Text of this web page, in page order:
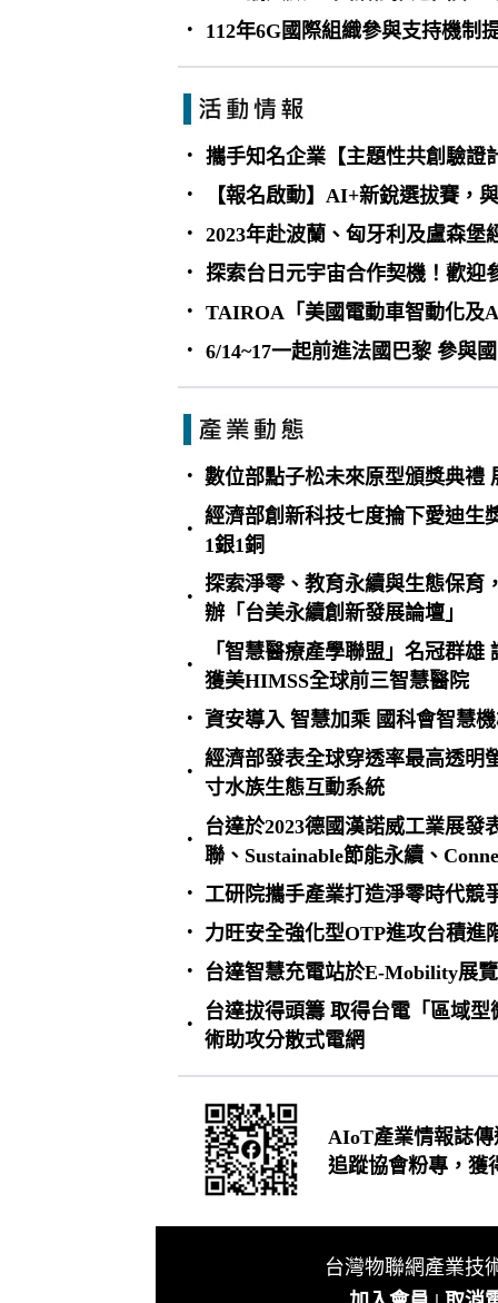
• 112年6G國際組織參與支持機制
• 攜手知名企業【主題性共創驗證
• 【報名啟動】AI+新銳選拔賽，
• 2023年赴波蘭、匈牙利及盧森堡
• 探索台日元宇宙合作契機！歡迎
• TAIROA「美國電動車智動化及
• 6/14~17一起前進法國巴黎 參與
• 數位部點子松未來原型頒獎典禮
•
經濟部創新科技七度掄下愛迪生
1銀1銅
•
探索淨零、教育永續與生態保育
辦「台美永續創新發展論壇」
•
「智慧醫療產學聯盟」名冠群
獲美HIMSS全球前三智慧醫院
• 資安導入 智慧加乘 國科會智慧
•
經濟部發表全球穿透率最高透明
寸水族生態互動系統
•
台達於2023德國漢諾威工業展
聯、Sustainable節能永續、
• 工研院攜手產業打造淨零時代競
• 力旺安全強化型OTP進攻台積進
• 台達智慧充電站於E-Mobility展
•
台達拔得頭籌 取得台電「區域
術助攻分散式電網
AIoT產業情報誌
追蹤協會粉專，獲
台灣物聯網產業技